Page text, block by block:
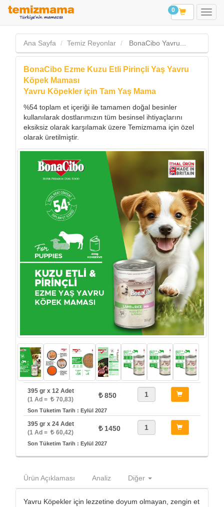
0
Ana Sayfa Temiz Reyonlar BonaCibo Yavru...
BonaCibo Ezme Kuzu Etli Pirinçli Yaş Yavru
Köpek Maması
Yavru Köpekler için Tam Yaş Mama
%54 toplam et içeriği ile tamamen doğal besinler
kullanılarak dostlarımızın tüm besinsel ihtiyaçlarını
eksiksiz olarak karşılamak üzere Temizmama için özel
olarak üretilmiştir.
395 gr x 12 Adet
(1 Ad =
70,83)
850
Son Tüketim Tarih : Eylül 2027
395 gr x 24 Adet
(1 Ad =
60,42)
1450
Son Tüketim Tarih : Eylül 2027
Ürün Açıklaması Analiz Diğer
Yavru Köpekler için lezzetine doyum olmayan, zengin et